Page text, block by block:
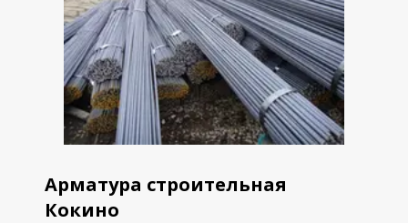
Арматура строительная
Кокино